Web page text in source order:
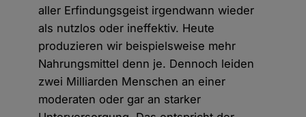
aller Erfindungsgeist irgendwann wieder
als nutzlos oder ineffektiv. Heute
produzieren wir beispielsweise mehr
Nahrungsmittel denn je. Dennoch leiden
zwei Milliarden Menschen an einer
moderaten oder gar an starker